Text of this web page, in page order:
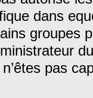
dans
groupes
pas